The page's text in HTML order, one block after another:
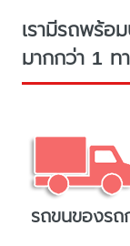
เรามีรถพร้อ
มากกว่า 1 ท
รถขนของรถ